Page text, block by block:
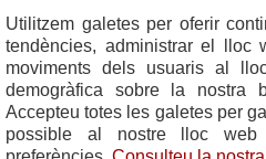
Utilitzem galetes per oferir
tendències, administrar el lloc
moviments dels usuaris al
demogràfica sobre la nostra
Accepteu totes les galetes per
possible al nostre lloc